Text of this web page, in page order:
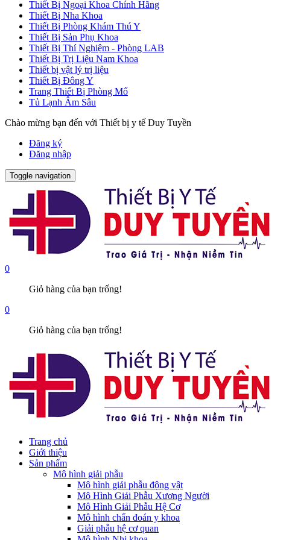
Thiết Bị Ngoại Khoa Chính Hãng
Thiết Bị Nha Khoa
Thiết Bị Phòng Khám Thú Y
Thiết Bị Sản Phụ Khoa
Thiết Bị Thí Nghiệm - Phòng LAB
Thiết Bị Trị Liệu Nam Khoa
Thiết bị vật lý trị liệu
Thiết Bị Đông Y
Trang Thiết Bị Phòng Mổ
Tủ Lạnh Âm Sâu
Chào mừng bạn đến với Thiết bị y tế Duy Tuyền
Đăng ký
Đăng nhập
Toggle navigation
0
Giỏ hàng của bạn trống!
0
Giỏ hàng của bạn trống!
Trang chủ
Giới thiệu
Sản phẩm
Mô hình giải phẫu
Mô hình giải phẫu động vật
Mô Hình Giải Phẫu Xương Người
Mô Hình Giải Phẫu Hệ Cơ
Mô hình chẩn đoán y khoa
Giải phẫu hệ cơ quan